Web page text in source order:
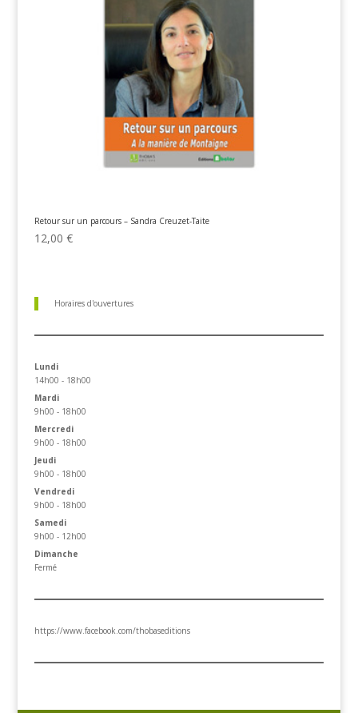
Retour sur un parcours – Sandra Creuzet-Taite
12,00 €
Horaires d'ouvertures
Lundi
14h00 - 18h00
Mardi
9h00 - 18h00
Mercredi
9h00 - 18h00
Jeudi
9h00 - 18h00
Vendredi
9h00 - 18h00
Samedi
9h00 - 12h00
Dimanche
Fermé
https://www.facebook.com/thobaseditions